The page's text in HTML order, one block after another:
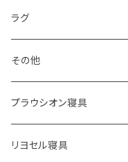
シーツ
枕カバー
ラグ
その他
プラウシオン寝具
リヨセル寝具